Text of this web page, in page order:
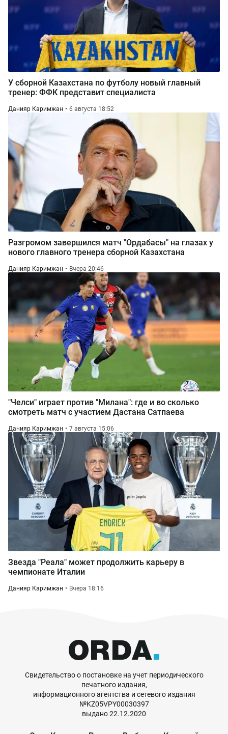
У сборной Казахстана по футболу новый главный
тренер: ФФК представит специалиста
Данияр Каримжан 6 августа 18:52
Разгромом завершился матч "Ордабасы" на глазах у
нового главного тренера сборной Казахстана
Данияр Каримжан Вчера 20:46
"Челси" играет против "Милана": где и во сколько
смотреть матч с участием Дастана Сатпаева
Данияр Каримжан 7 августа 15:06
Звезда "Реала" может продолжить карьеру в
чемпионате Италии
Данияр Каримжан Вчера 18:16
Свидетельство о постановке на учет периодического
печатного издания,
информационного агентства и сетевого издания
№KZ05VPY00030397
выдано 22.12.2020